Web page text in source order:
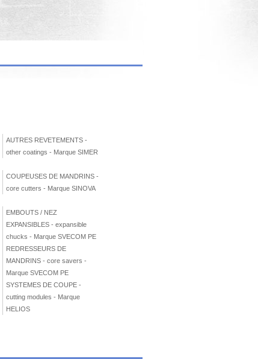
AUTRES REVETEMENTS -
other coatings - Marque SIMER
COUPEUSES DE MANDRINS -
core cutters - Marque SINOVA
EMBOUTS / NEZ
EXPANSIBLES - expansible
chucks - Marque SVECOM PE
REDRESSEURS DE
MANDRINS - core savers -
Marque SVECOM PE
SYSTEMES DE COUPE -
cutting modules - Marque
HELIOS